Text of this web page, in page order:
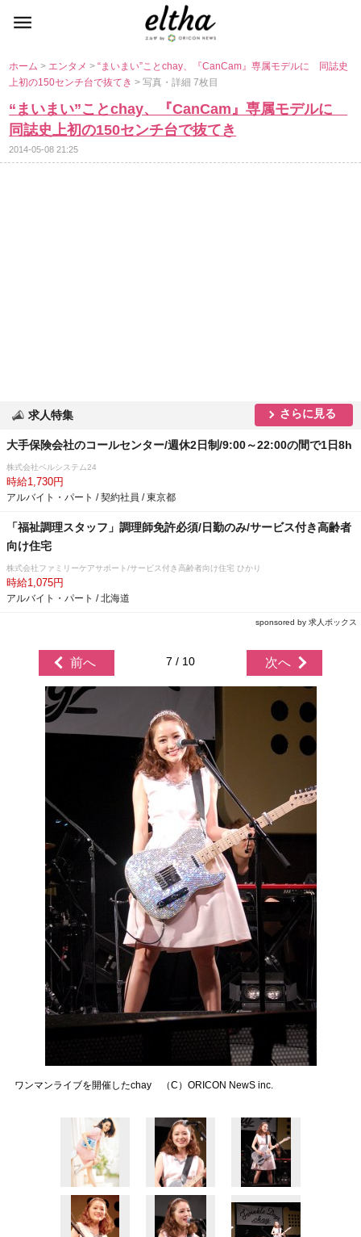
ホーム> エンタメ>“まいまい”ことchay、『CanCam』専属モデルに 同誌史
上初の150センチ台で抜てき> 写真・詳細 7枚目
“まいまい”ことchay、『CanCam』専属モデルに
同誌史上初の150センチ台で抜てき
2014-05-08 21:25
求人特集 さらに見る
大手保険会社のコールセンター/週休2日制/9:00～22:00の間で1日8h
株式会社ベルシステム24
時給1,730円
アルバイト・パート / 契約社員 / 東京都
「福祉調理スタッフ」調理師免許必須/日勤のみ/サービス付き高齢者
向け住宅
株式会社ファミリーケアサポート/サービス付き高齢者向け住宅 ひかり
時給1,075円
アルバイト・パート / 北海道
sponsored by 求人ボックス
前へ 7 / 10 次へ
ワンマンライブを開催したchay （C）ORICON NewS inc.